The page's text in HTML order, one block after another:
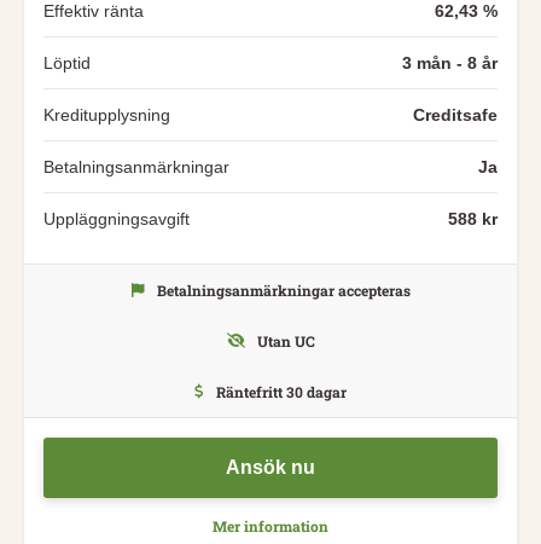
Effektiv ränta 62,43 %
Löptid 3 mån - 8 år
Kreditupplysning Creditsafe
Betalningsanmärkningar Ja
Uppläggningsavgift 588 kr
Ansök nu
Mer information
Betalningsanmärkningar accepteras
Utan UC
Räntefritt 30 dagar